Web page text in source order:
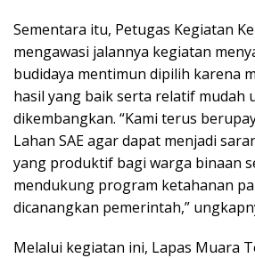
Sementara itu, Petugas Kegiatan
mengawasi jalannya kegiatan
budidaya mentimun dipilih karena
hasil yang baik serta relatif mudah
dikembangkan. “Kami terus
Lahan SAE agar dapat menjadi
yang produktif bagi warga binaan
mendukung program ketahanan
dicanangkan pemerintah,”
Melalui kegiatan ini, Lapas Muara